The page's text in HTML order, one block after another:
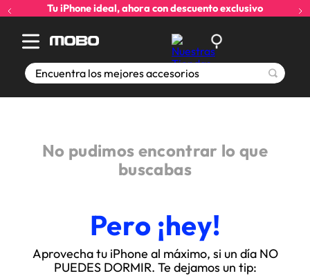
Tu iPhone ideal, ahora con descuento exclusivo
Encuentra los mejores accesorios
No pudimos encontrar lo que
buscabas
Pero ¡hey!
Aprovecha tu iPhone al máximo, si un día NO
PUEDES DORMIR. Te dejamos un tip: